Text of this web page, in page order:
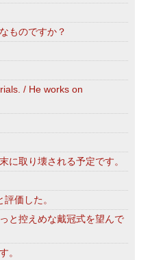
ものですか？
/ He works on
に取り壊される予定です。
価した。
と控えめな戴冠式を望んで
。